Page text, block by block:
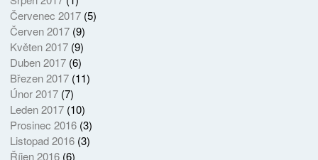
Červenec 2017(5)
Červen 2017(9)
Květen 2017(9)
Duben 2017(6)
Březen 2017(11)
Únor 2017(7)
Leden 2017(10)
Prosinec 2016(3)
Listopad 2016(3)
Říjen 2016(6)